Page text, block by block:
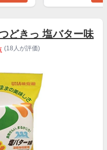
どきっ 塩バター味
(18人が評価)